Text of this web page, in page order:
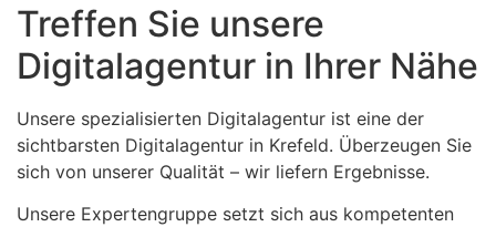
Treffen Sie unsere
Digitalagentur in Ihrer Nähe
Unsere spezialisierten Digitalagentur ist eine der
sichtbarsten Digitalagentur in Krefeld. Überzeugen Sie
sich von unserer Qualität – wir liefern Ergebnisse.
Unsere Expertengruppe setzt sich aus kompetenten